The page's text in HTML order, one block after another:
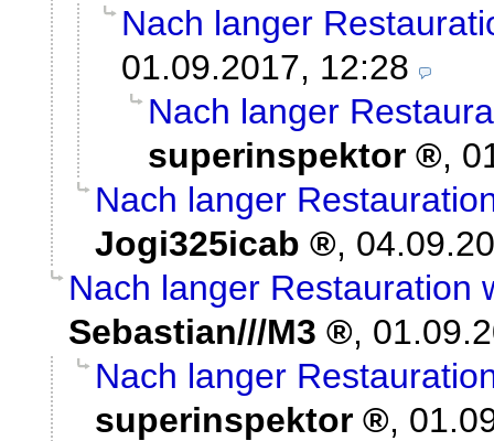
Nach langer
01.09.2017, 12:28
Nach langer
superinspektor
,
Nach langer
Jogi325icab
,
Nach langer Restauration
Sebastian///M3
,
Nach langer
superinspektor
,